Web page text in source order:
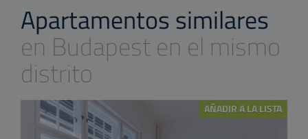
Apartamentos similares
en Budapest en el mismo
distrito
AÑADIR A LA LISTA